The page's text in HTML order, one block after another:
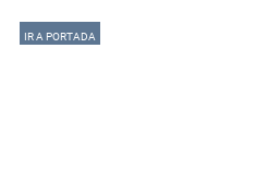
IR A PORTADA